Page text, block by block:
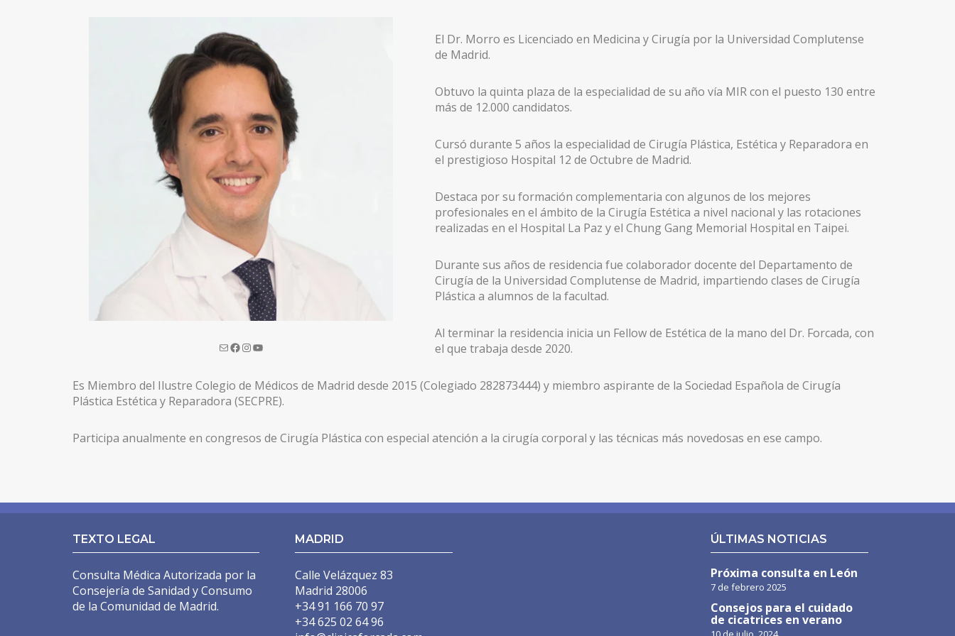
RINOPLASTIA ULTRASÓNICA
BLEFAROPLASTIA
OREJAS (OTOPLASTIA)
IMPLANTES FACIALES
BOLA DE BICHAT
PÁRPADO CAÍDO – PTOSIS PALPEBRAL
CIRUGÍA MAMARIA
ARMONIZACIÓN DE PECHO MÍA® FEMTECH™
AUMENTO DE PECHO
AUMENTO DE PECHO VÍA AXILAR
MASTOPEXIA (ELEVACIÓN MAMARIA CON PRÓTESIS)
LÁSER URGOTOUCH
LIPOSUCCIÓN BODYTITE
El Dr. Morro es Licenciado en Medicina y Cirugía por la Universidad Complutense
de Madrid.
Obtuvo la quinta plaza de la especialidad de su año vía MIR con el puesto 130 entre
más de 12.000 candidatos.
Cursó durante 5 años la especialidad de Cirugía Plástica, Estética y Reparadora en
el prestigioso Hospital 12 de Octubre de Madrid.
Destaca por su formación complementaria con algunos de los mejores
profesionales en el ámbito de la Cirugía Estética a nivel nacional y las rotaciones
realizadas en el Hospital La Paz y el Chung Gang Memorial Hospital en Taipei.
Durante sus años de residencia fue colaborador docente del Departamento de
Cirugía de la Universidad Complutense de Madrid, impartiendo clases de Cirugía
Plástica a alumnos de la facultad.
Al terminar la residencia inicia un Fellow de Estética de la mano del Dr. Forcada, con
el que trabaja desde 2020.
Es Miembro del Ilustre Colegio de Médicos de Madrid desde 2015 (Colegiado 282873444) y miembro aspirante de la Sociedad Española de Cirugía
Plástica Estética y Reparadora (SECPRE).
Participa anualmente en congresos de Cirugía Plástica con especial atención a la cirugía corporal y las técnicas más novedosas en ese campo.
TEXTO LEGAL
Consulta Médica Autorizada por la
Consejería de Sanidad y Consumo
de la Comunidad de Madrid.
MADRID
Calle Velázquez 83
Madrid 28006
+34 91 166 70 97
+34 625 02 64 96
ÚLTIMAS NOTICIAS
Próxima consulta en León
7 de febrero 2025
Consejos para el cuidado
de cicatrices en verano